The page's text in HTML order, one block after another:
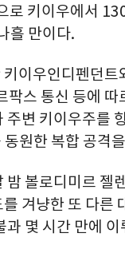
로 키이우에서
흘 만이다.
이우인디펜던트
팍스 통신 등에 따
주변 키이우주를
원한 복합 공격
밤 볼로디미르 젤
겨냥한 또 다른
과 몇 시간 만에 이